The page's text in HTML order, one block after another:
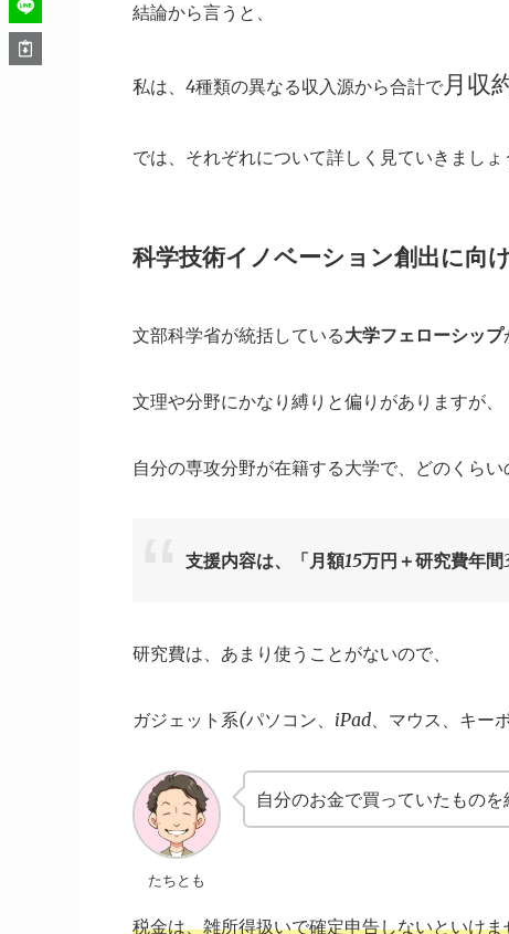
結論から言うと、
私は、4種類の異なる収入源から合計で 月収
では、それぞれについて詳しく見ていきましょ
科学技術イノベーション創出に向
文部科学省が統括している大学フェローシップ
文理や分野にかなり縛りと偏りがありますが、
自分の専攻分野が在籍する大学で、どのくら
支援内容は、「月額15万円＋研究費年
研究費は、あまり使うことがないので、
ガジェット系(パソコン、iPad、マウス、キー
たちとも
自分のお金で買っていたもの
税金は、雑所得扱いで確定申告しないといけま